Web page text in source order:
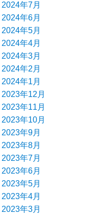
2024年7月
2024年6月
2024年5月
2024年4月
2024年3月
2024年2月
2024年1月
2023年12月
2023年11月
2023年10月
2023年9月
2023年8月
2023年7月
2023年6月
2023年5月
2023年4月
2023年3月